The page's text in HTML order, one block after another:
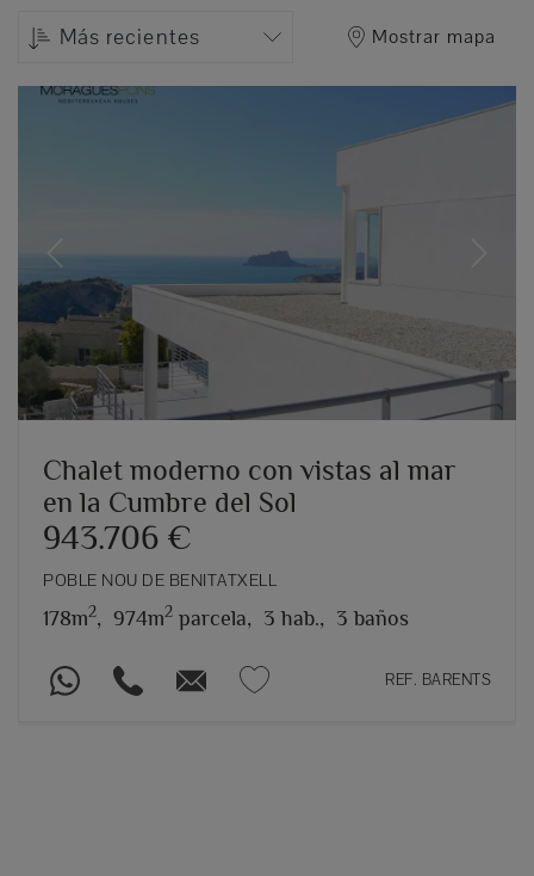
Más recientes Mostrar mapa
Previous
Chalet moderno con vistas al mar
en la Cumbre del Sol
943.706 €
POBLE NOU DE BENITATXELL
178m2, 974m2 parcela, 3 hab., 3 baños
REF. BARENTS